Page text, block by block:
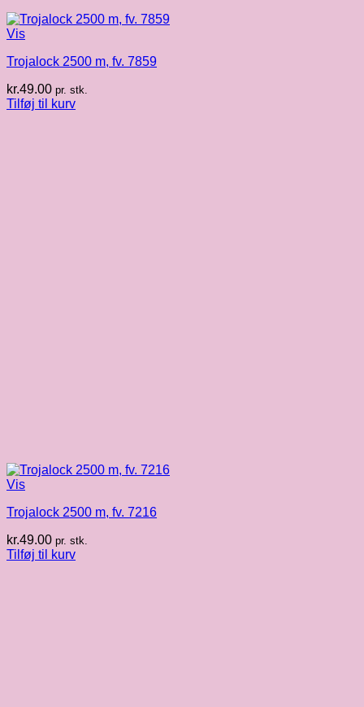
Vis
Trojalock 2500 m, fv. 7859
kr.49.00 pr. stk.
Tilføj til kurv
Vis
Trojalock 2500 m, fv. 7216
kr.49.00 pr. stk.
Tilføj til kurv